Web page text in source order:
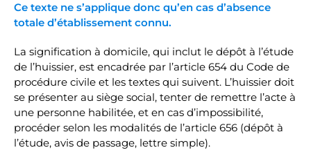
Ce texte ne s’applique donc qu’en cas d’absence
totale d’établissement connu.
La signification à domicile, qui inclut le dépôt à l’étude
de l’huissier, est encadrée par l’article 654 du Code de
procédure civile et les textes qui suivent. L’huissier doit
se présenter au siège social, tenter de remettre l’acte à
une personne habilitée, et en cas d’impossibilité,
procéder selon les modalités de l’article 656 (dépôt à
l’étude, avis de passage, lettre simple).